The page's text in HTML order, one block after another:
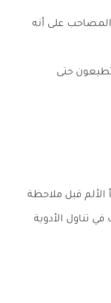
على أنه
حتى
الألم قبل ملاحظة
تناول الأدوية